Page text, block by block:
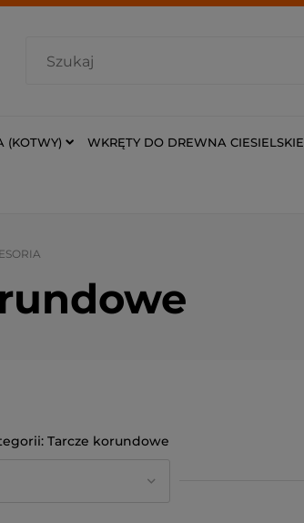
(KOTWY) WKRĘTY DO DREWNA CIESIELSKIE
Tarcze korundowe